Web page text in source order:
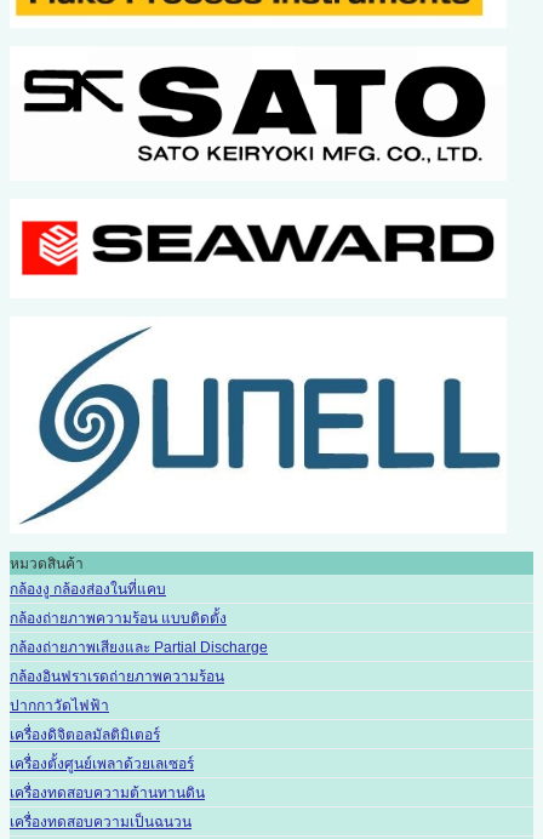
หมวดสินค้า
กล้องงู กล้องส่องในที่แคบ
กล้องถ่ายภาพความร้อน แบบติดตั้ง
กล้องถ่ายภาพเสียงและ Partial Discharge
กล้องอินฟราเรดถ่ายภาพความร้อน
ปากกาวัดไฟฟ้า
เครื่องดิจิตอลมัลติมิเตอร์
เครื่องตั้งศูนย์เพลาด้วยเลเซอร์
เครื่องทดสอบความต้านทานดิน
เครื่องทดสอบความเป็นฉนวน